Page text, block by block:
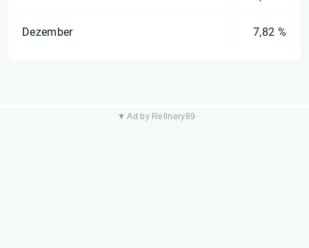
Dezember 7,82 %
▼ Ad by Refinery89